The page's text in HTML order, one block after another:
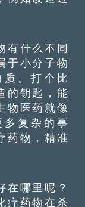
什么不同
于小分子物
。打个比
的钥匙，能
物医药就像
复杂的事
药物，精准
哪里呢？
疗药物在杀